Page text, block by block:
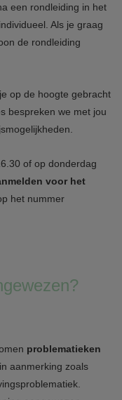
een rondleiding in het
Als je graag
de rondleiding
op de hoogte gebracht
bespreken we met jou
of op donderdag
voor het
het nummer
problematieken
aanmerking zoals